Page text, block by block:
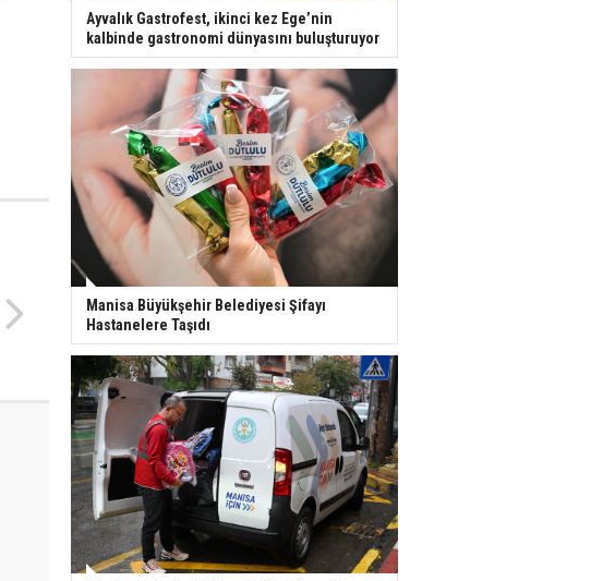
Ayvalık Gastrofest, ikinci kez Ege’nin
kalbinde gastronomi dünyasını buluşturuyor
Manisa Büyükşehir Belediyesi Şifayı
Hastanelere Taşıdı